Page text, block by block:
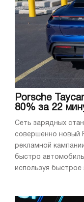
Porsche
80% за 22
Сеть зарядных
совершенно новый
рекламной
быстро
используя быстрое